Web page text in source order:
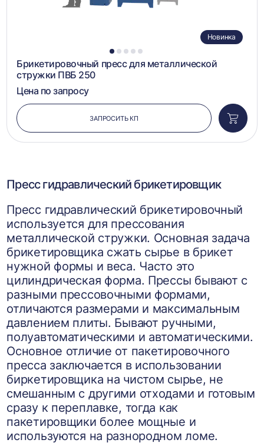
1 2 3 4 5
Новинка
Брикетировочный пресс для металлической
стружки ПВБ 250
Цена по запросу
ЗАПРОСИТЬ КП
в
Пресс гидравлический брикетировщик
Пресс гидравлический брикетировочный
используется для прессования
металлической стружки. Основная задача
брикетировщика сжать сырье в брикет
нужной формы и веса. Часто это
цилиндрическая форма. Прессы бывают с
разными прессовочными формами,
отличаются размерами и максимальным
давлением плиты. Бывают ручными,
полуавтоматическими и автоматическими.
Основное отличие от пакетировочного
пресса заключается в использовании
биркетировщика на чистом сырье, не
смешанным с другими отходами и готовым
сразу к переплавке, тогда как
пакетировщики более мощные и
используются на разнородном ломе.